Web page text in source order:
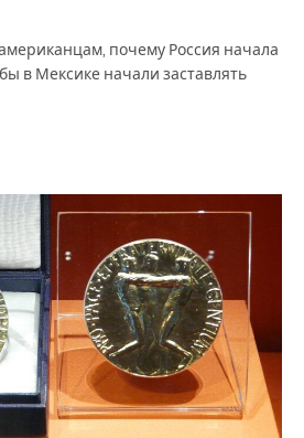
почему Россия начала
в Мексике начали заставлять